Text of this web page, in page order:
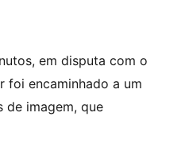
em disputa com o
foi encaminhado a um
de imagem, que